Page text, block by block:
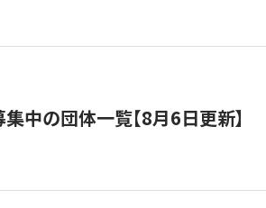
中の団体一覧【8月6日更新】